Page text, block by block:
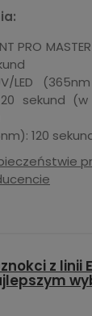
PRO
LED
sekund
120
z linii